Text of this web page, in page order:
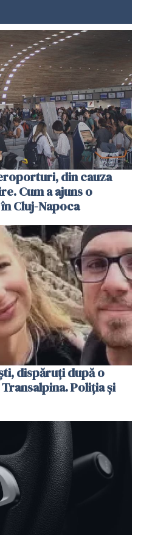
din cauza
Cum a ajuns o
Cluj-Napoca
dispăruți după o
Poliția și